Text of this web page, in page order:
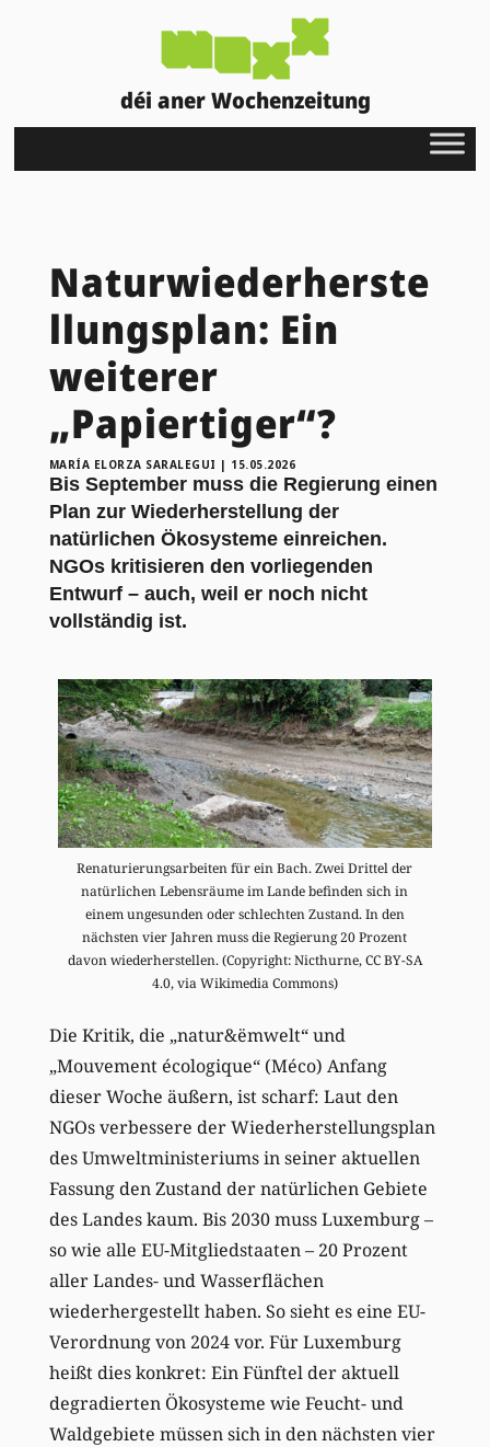
déi aner Wochenzeitung
Naturwiederherste
llungsplan: Ein
weiterer
„Papiertiger“?
MARÍA ELORZA SARALEGUI | 15.05.2026
Bis September muss die Regierung einen
Plan zur Wiederherstellung der
natürlichen Ökosysteme einreichen.
NGOs kritisieren den vorliegenden
Entwurf – auch, weil er noch nicht
vollständig ist.
Renaturierungsarbeiten für ein Bach. Zwei Drittel der
natürlichen Lebensräume im Lande befinden sich in
einem ungesunden oder schlechten Zustand. In den
nächsten vier Jahren muss die Regierung 20 Prozent
davon wiederherstellen. (Copyright: Nicthurne, CC BY-SA
4.0, via Wikimedia Commons)
Die Kritik, die „natur&ëmwelt“ und
„Mouvement écologique“ (Méco) Anfang
dieser Woche äußern, ist scharf: Laut den
NGOs verbessere der Wiederherstellungsplan
des Umweltministeriums in seiner aktuellen
Fassung den Zustand der natürlichen Gebiete
des Landes kaum. Bis 2030 muss Luxemburg –
so wie alle EU-Mitgliedstaaten – 20 Prozent
aller Landes- und Wasserflächen
wiederhergestellt haben. So sieht es eine EU-
Verordnung von 2024 vor. Für Luxemburg
heißt dies konkret: Ein Fünftel der aktuell
degradierten Ökosysteme wie Feucht- und
Waldgebiete müssen sich in den nächsten vier